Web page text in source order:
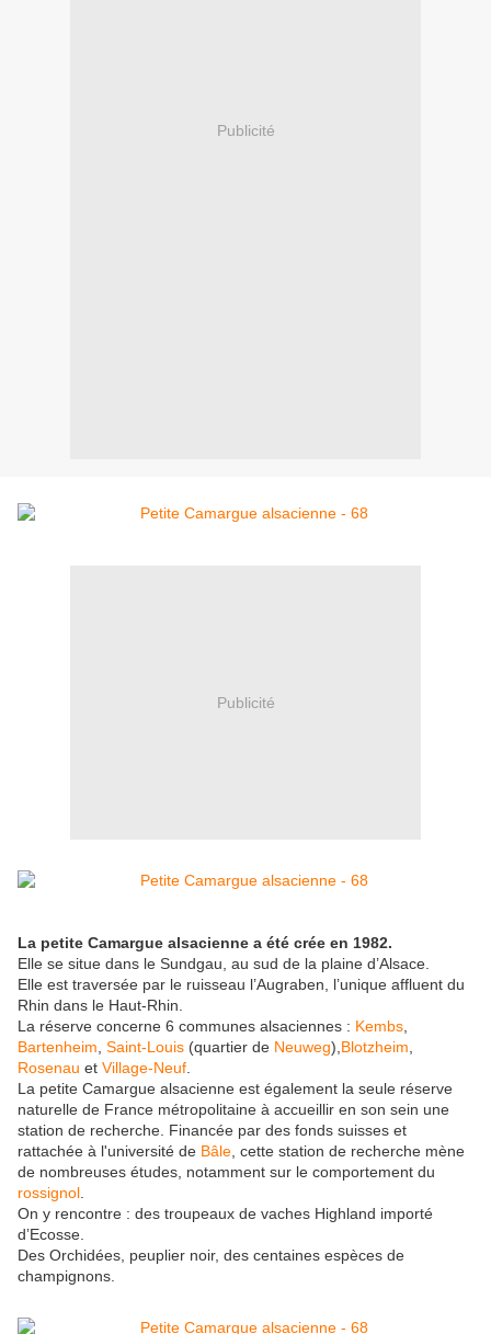
Publicité
Publicité
La petite Camargue alsacienne a été crée en 1982.
Elle se situe dans le Sundgau, au sud de la plaine d’Alsace.
Elle est traversée par le ruisseau l’Augraben, l’unique affluent du
Rhin dans le Haut-Rhin.
La réserve concerne 6 communes alsaciennes : Kembs
Bartenheim Saint-Louis (quartier de Neuweg), Blotzheim
Rosenau et Village-Neuf
La petite Camargue alsacienne est également la seule réserve
naturelle de France métropolitaine à accueillir en son sein une
station de recherche. Financée par des fonds suisses et
rattachée à l'université de Bâle , cette station de recherche mène
de nombreuses études, notamment sur le comportement du
rossignol
On y rencontre : des troupeaux de vaches Highland importé
d’Ecosse.
Des Orchidées, peuplier noir, des centaines espèces de
champignons.